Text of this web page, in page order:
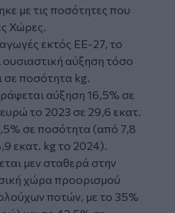
με τις ποσότητες που
Χώρες.
εκτός ΕΕ-27, το
αύξηση τόσο
σε ποσότητα kg.
αύξηση 16,5% σε
το 2023 σε 29,6 εκατ.
σε ποσότητα (από 7,8
εκατ. kg το 2024).
μεν σταθερά στην
χώρα προορισμού
ποτών, με το 35%